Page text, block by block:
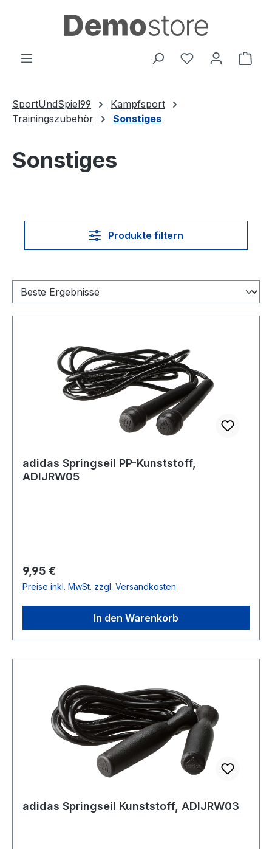
Zum Hauptinhalt springen
Du hast 0
SportUndSpiel99
Kampfsport
Trainingszubehör
Sonstiges
Sonstiges
Produkte filtern
adidas Springseil PP-Kunststoff,
ADIJRW05
Regulärer Preis:
9,95 €
Preise inkl. MwSt. zzgl. Versandkosten
In den Warenkorb
adidas Springseil Kunststoff, ADIJRW03